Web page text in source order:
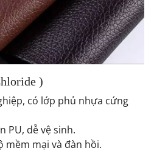
)
có lớp phủ nhựa cứng
PU, dễ vệ sinh.
mềm mại và đàn hồi.